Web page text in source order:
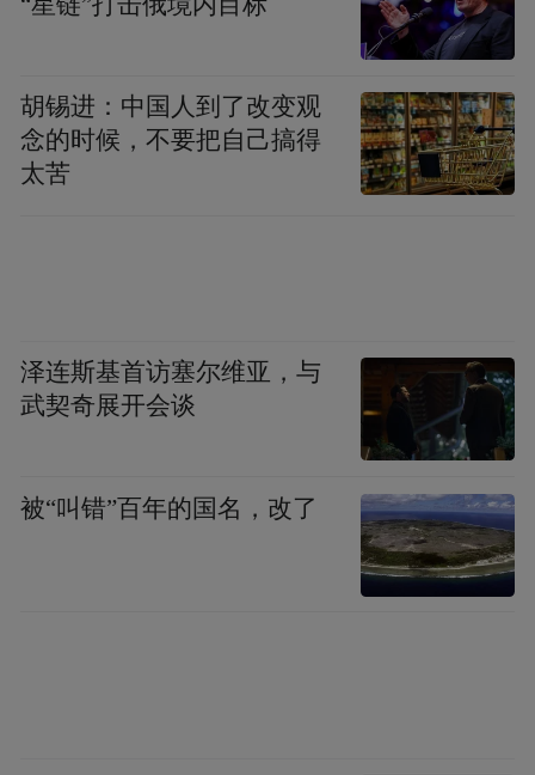
胡锡进：中国人到了改变观
念的时候，不要把自己搞得
太苦
泽连斯基首访塞尔维亚，与
武契奇展开会谈
被“叫错”百年的国名，改了